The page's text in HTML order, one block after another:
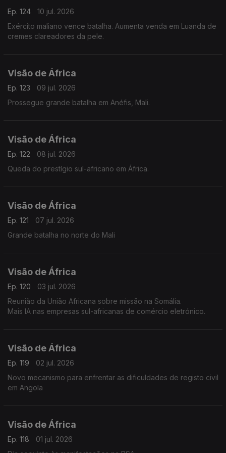
Ep. 124
10 jul. 2026
Exército maliano vence batalha. Aumenta venda em Luanda de
cremes clareadores da pele.
Visão de África
Ep. 123
09 jul. 2026
Prossegue grande batalha em Anéfis, Mali.
Visão de África
Ep. 122
08 jul. 2026
Queda do prestígio sul-africano em África.
Visão de África
Ep. 121
07 jul. 2026
Grande batalha no norte do Mali
Visão de África
Ep. 120
03 jul. 2026
Reunião da União Africana sobre missão na Somália.
Mais IA nas empresas sul-africanas de comércio eletrónico.
Visão de África
Ep. 119
02 jul. 2026
Novo mecanismo para enfrentar as dificuldades de registo civil
em Angola
Visão de África
Ep. 118
01 jul. 2026